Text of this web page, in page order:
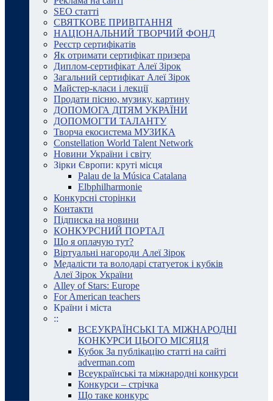
SEO статті
СВЯТКОВЕ ПРИВІТАННЯ
НАЦІОНАЛЬНИЙ ТВОРЧИЙ ФОНД
Реєстр сертифікатів
Як отримати сертифікат призера
Диплом-сертифікат Алеї Зірок
Загальний сертифікат Алеї Зірок
Майстер-класи і лекції
Продати пісню, музику, картину
ДОПОМОГА ДІТЯМ УКРАЇНИ
ДОПОМОГТИ ТАЛАНТУ
Творча екосистема МУЗИКА
Constellation World Talent Network
Новини України і світу
Зірки Європи: круті місця
Palau de la Música Catalana
Elbphilharmonie
Конкурсні сторінки
Контакти
Підписка на новини
КОНКУРСНИЙ ПОРТАЛ
Що я оплачую тут?
Віртуальні нагороди Алеї Зірок
Медалісти та володарі статуеток і кубків
Алеї Зірок України
Alley of Stars: Europe
For American teachers
Країни і міста
::
ВСЕУКРАЇНСЬКІ ТА МІЖНАРОДНІ
КОНКУРСИ ЦЬОГО МІСЯЦЯ
Кубок За публікацію статті на сайті
adverman.com
Всеукраїнські та міжнародні конкурси
Конкурси – стрічка
Що таке конкурс